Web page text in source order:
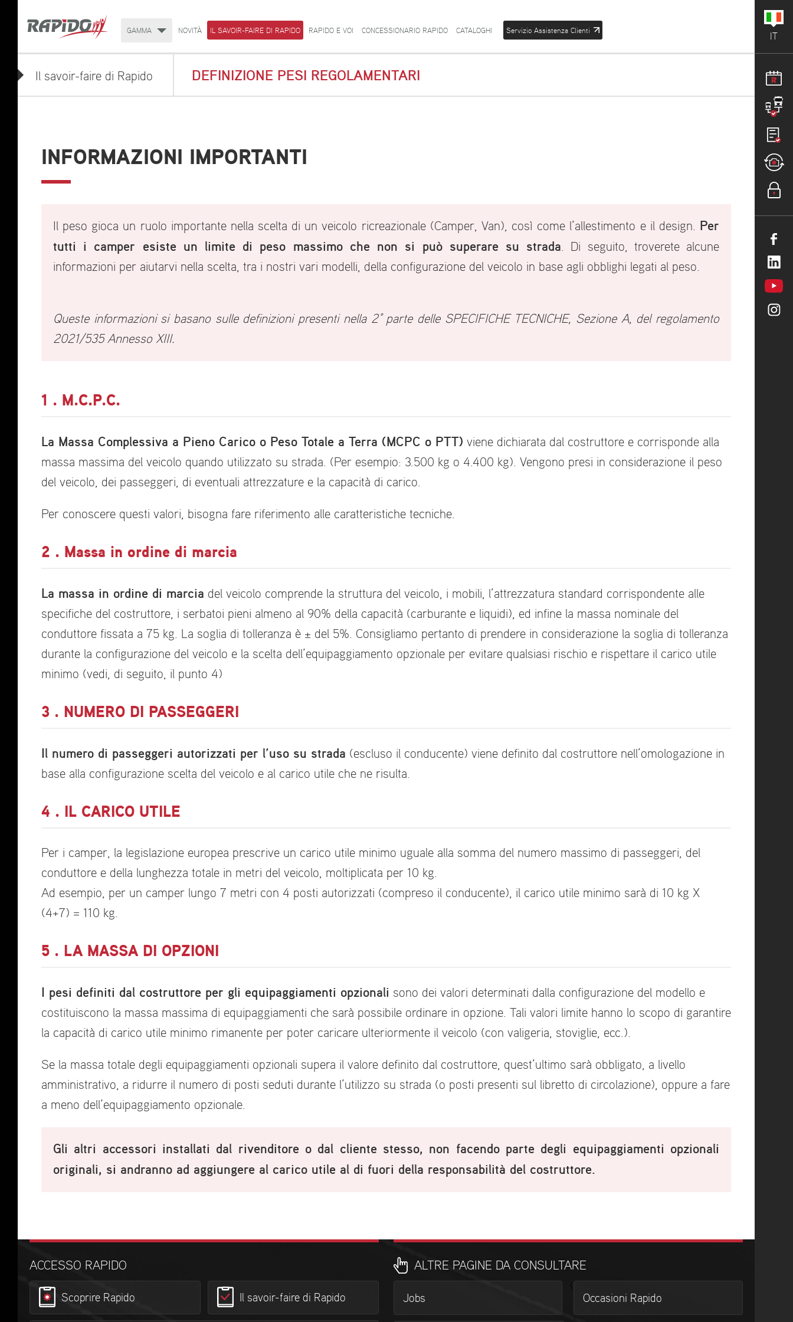
GAMMA NOVITÀ IL SAVOIR-FAIRE DI RAPIDO RAPIDO E VOI CONCESSIONARIO RAPIDO CATALOGHI Servizio Assistenza Clienti
Il savoir-faire di Rapido DEFINIZIONE PESI REGOLAMENTARI
INFORMAZIONI IMPORTANTI
Il peso gioca un ruolo importante nella scelta di un veicolo ricreazionale (Camper, Van), così come l’allestimento e il design.
Per
tutti i camper esiste un limite di peso massimo che non si può superare su strada . Di seguito, troverete alcune
informazioni per aiutarvi nella scelta, tra i nostri vari modelli, della configurazione del veicolo in base agli obblighi legati al peso.
Queste informazioni si basano sulle definizioni presenti nella 2° parte delle SPECIFICHE TECNICHE, Sezione A, del regolamento
2021/535 Annesso XIII.
1 . M.C.P.C.
La Massa Complessiva a Pieno Carico o Peso Totale a Terra (MCPC o PTT) viene dichiarata dal costruttore e corrisponde alla
massa massima del veicolo quando utilizzato su strada. (Per esempio: 3.500 kg o 4.400 kg). Vengono presi in considerazione il peso
del veicolo, dei passeggeri, di eventuali attrezzature e la capacità di carico.
Per conoscere questi valori, bisogna fare riferimento alle caratteristiche tecniche.
2 . Massa in ordine di marcia
La massa in ordine di marcia del veicolo comprende la struttura del veicolo, i mobili, l’attrezzatura standard corrispondente alle
specifiche del costruttore, i serbatoi pieni almeno al 90% della capacità (carburante e liquidi), ed infine la massa nominale del
conduttore fissata a 75 kg. La soglia di tolleranza è ± del 5%. Consigliamo pertanto di prendere in considerazione la soglia di tolleranza
durante la configurazione del veicolo e la scelta dell’equipaggiamento opzionale per evitare qualsiasi rischio e rispettare il carico utile
minimo (vedi, di seguito, il punto 4)
3 . NUMERO DI PASSEGGERI
Il numero di passeggeri autorizzati per l’uso su strada (escluso il conducente) viene definito dal costruttore nell’omologazione in
base alla configurazione scelta del veicolo e al carico utile che ne risulta.
4 . IL CARICO UTILE
Per i camper, la legislazione europea prescrive un carico utile minimo uguale alla somma del numero massimo di passeggeri, del
conduttore e della lunghezza totale in metri del veicolo, moltiplicata per 10 kg.
Ad esempio, per un camper lungo 7 metri con 4 posti autorizzati (compreso il conducente), il carico utile minimo sarà di 10 kg X
(4+7) = 110 kg.
5 . LA MASSA DI OPZIONI
I pesi definiti dal costruttore per gli equipaggiamenti opzionali sono dei valori determinati dalla configurazione del modello e
costituiscono la massa massima di equipaggiamenti che sarà possibile ordinare in opzione. Tali valori limite hanno lo scopo di garantire
la capacità di carico utile minimo rimanente per poter caricare ulteriormente il veicolo (con valigeria, stoviglie, ecc.).
Se la massa totale degli equipaggiamenti opzionali supera il valore definito dal costruttore, quest’ultimo sarà obbligato, a livello
amministrativo, a ridurre il numero di posti seduti durante l’utilizzo su strada (o posti presenti sul libretto di circolazione), oppure a fare
a meno dell’equipaggiamento opzionale.
Gli altri accessori installati dal rivenditore o dal cliente stesso, non facendo parte degli equipaggiamenti opzionali
originali, si andranno ad aggiungere al carico utile al di fuori della responsabilità del costruttore.
ACCESSO RAPIDO
Scoprire Rapido Il savoir-faire di Rapido
ALTRE PAGINE DA CONSULTARE
Jobs Occasioni Rapido